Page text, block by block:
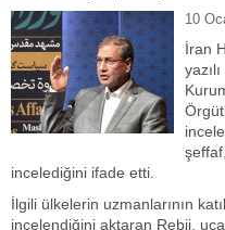
10
İran
incelediğini ifade etti.
İlgili ülkelerin uzmanlarının
incelendiğini aktaran Rebii,